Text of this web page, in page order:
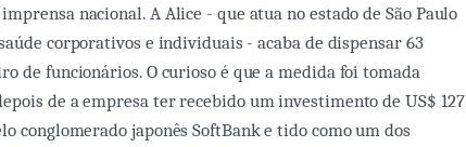
nacional. A Alice - que atua no estado de São Paulo
corporativos e individuais - acaba de dispensar 63
de funcionários. O curioso é que a medida foi tomada
de a empresa ter recebido um investimento de US$ 127
conglomerado japonês SoftBank e tido como um dos